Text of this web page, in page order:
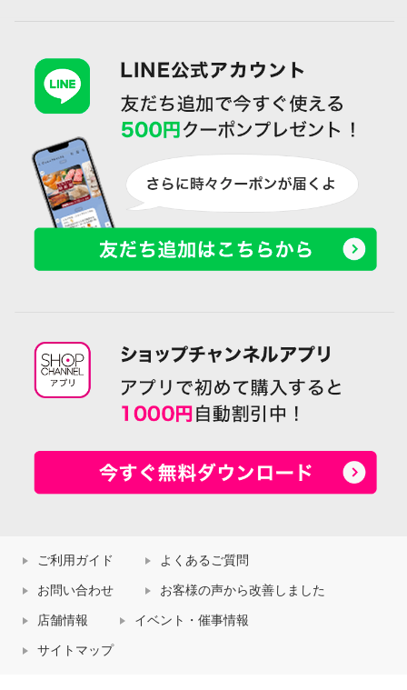
ご利用ガイド よくあるご質問
お問い合わせ お客様の声から改善しました
店舗情報 イベント・催事情報
サイトマップ